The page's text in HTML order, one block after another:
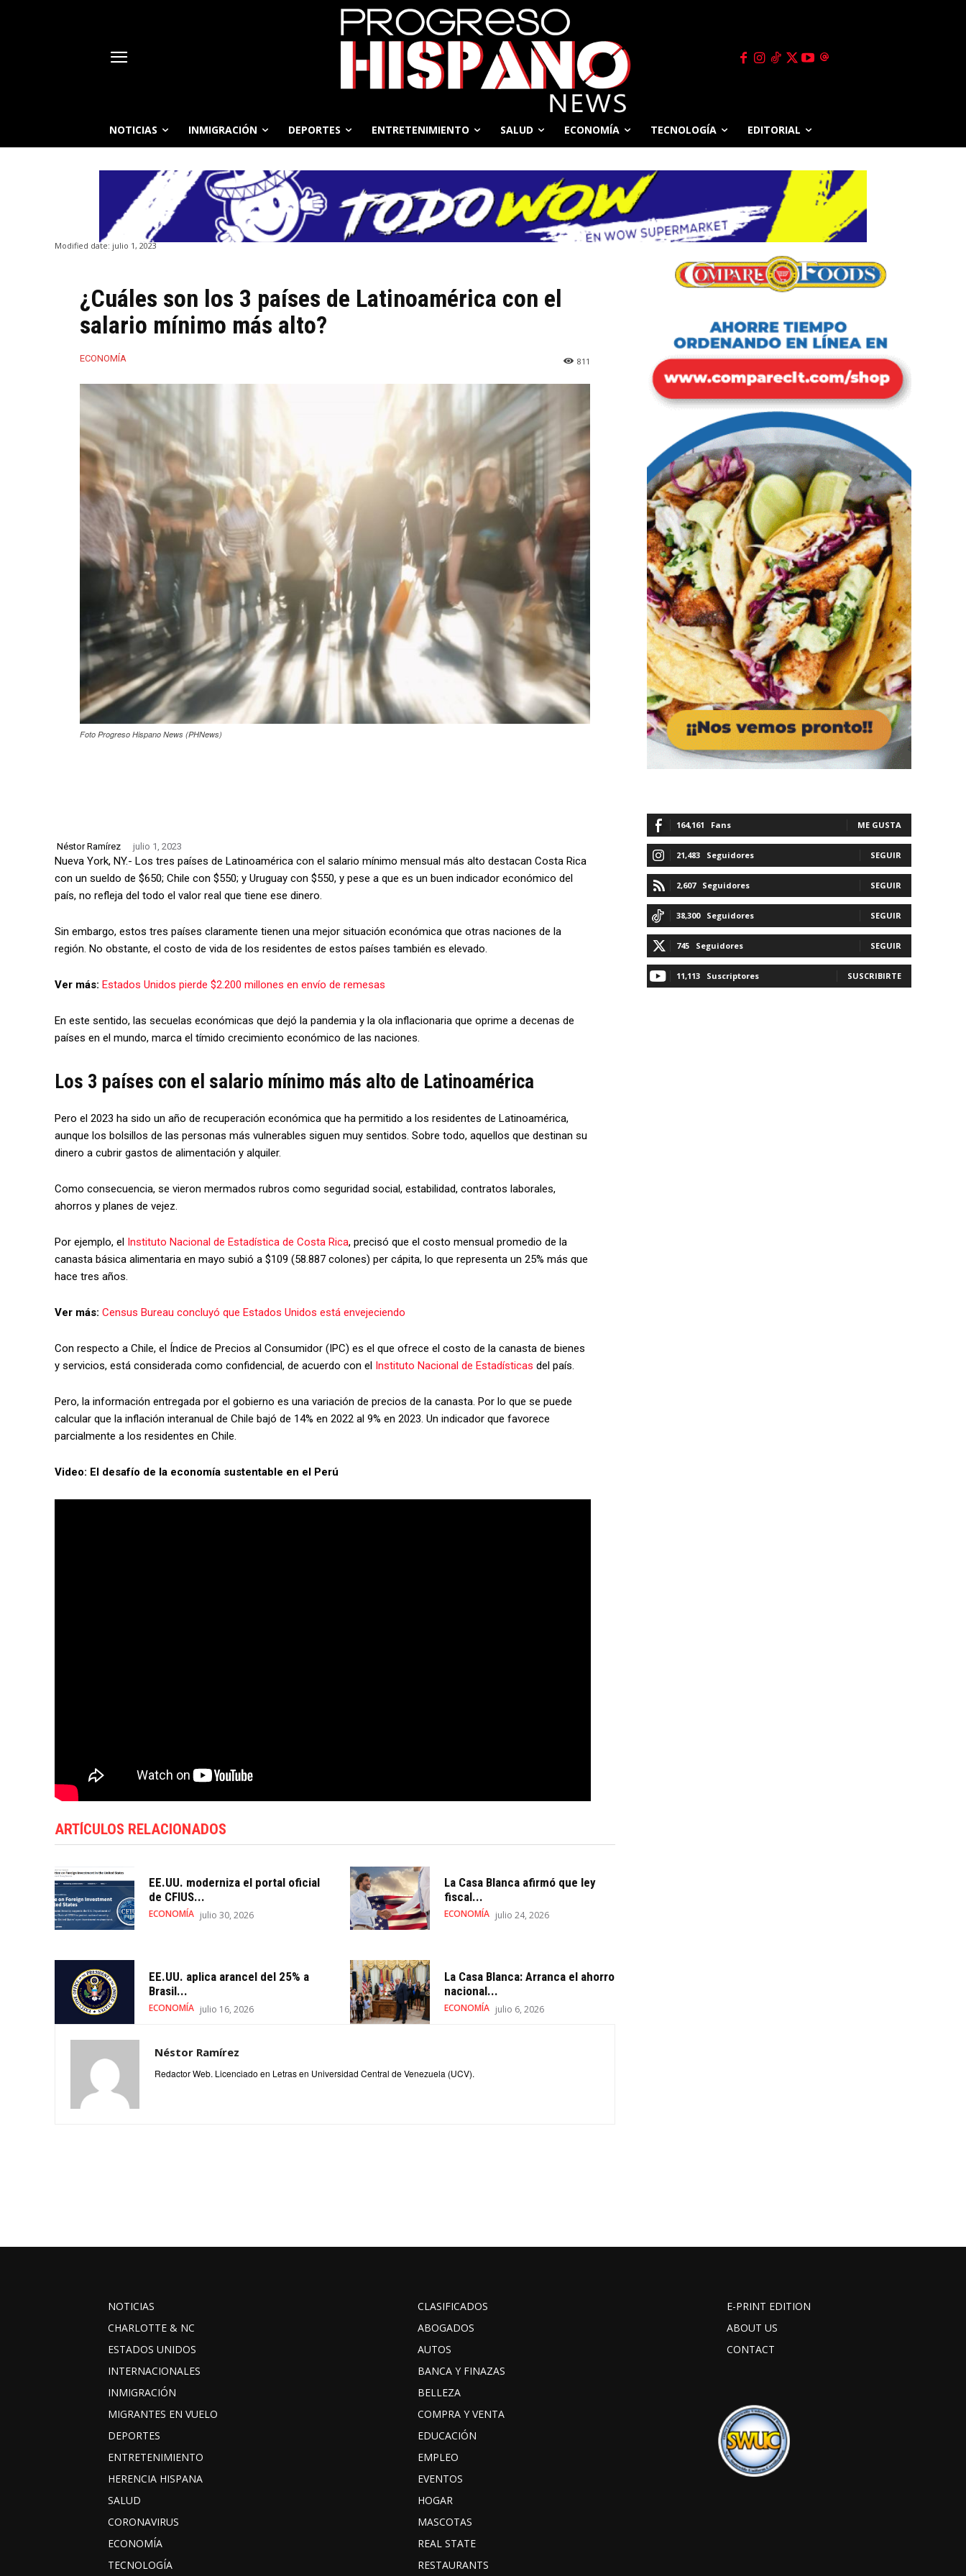
NOTICIAS INMIGRACIÓN DEPORTES ENTRETENIMIENTO SALUD ECONOMÍA TECNOLOGÍA EDITORIAL
Modified date: julio 1, 2023
¿Cuáles son los 3 países de Latinoamérica con el
salario mínimo más alto?
ECONOMÍA 811
Foto Progreso Hispano News (PHNews)
Néstor Ramírez julio 1, 2023
Nueva York, NY.- Los tres países de Latinoamérica con el salario mínimo mensual más alto destacan Costa Rica
con un sueldo de $650; Chile con $550; y Uruguay con $550, y pese a que es un buen indicador económico del
país, no refleja del todo el valor real que tiene ese dinero.
Sin embargo, estos tres países claramente tienen una mejor situación económica que otras naciones de la
región. No obstante, el costo de vida de los residentes de estos países también es elevado.
Ver más: Estados Unidos pierde $2.200 millones en envío de remesas
En este sentido, las secuelas económicas que dejó la pandemia y la ola inflacionaria que oprime a decenas de
países en el mundo, marca el tímido crecimiento económico de las naciones.
Los 3 países con el salario mínimo más alto de Latinoamérica
Pero el 2023 ha sido un año de recuperación económica que ha permitido a los residentes de Latinoamérica,
aunque los bolsillos de las personas más vulnerables siguen muy sentidos. Sobre todo, aquellos que destinan su
dinero a cubrir gastos de alimentación y alquiler.
Como consecuencia, se vieron mermados rubros como seguridad social, estabilidad, contratos laborales,
ahorros y planes de vejez.
Por ejemplo, el Instituto Nacional de Estadística de Costa Rica, precisó que el costo mensual promedio de la
canasta básica alimentaria en mayo subió a $109 (58.887 colones) per cápita, lo que representa un 25% más que
hace tres años.
Ver más: Census Bureau concluyó que Estados Unidos está envejeciendo
Con respecto a Chile, el Índice de Precios al Consumidor (IPC) es el que ofrece el costo de la canasta de bienes
y servicios, está considerada como confidencial, de acuerdo con el Instituto Nacional de Estadísticas del país.
Pero, la información entregada por el gobierno es una variación de precios de la canasta. Por lo que se puede
calcular que la inflación interanual de Chile bajó de 14% en 2022 al 9% en 2023. Un indicador que favorece
parcialmente a los residentes en Chile.
Video: El desafío de la economía sustentable en el Perú
ARTÍCULOS RELACIONADOS
EE.UU. moderniza el portal oficial
de CFIUS...
ECONOMÍA julio 30, 2026
La Casa Blanca afirmó que ley
fiscal...
ECONOMÍA julio 24, 2026
EE.UU. aplica arancel del 25% a
Brasil...
ECONOMÍA julio 16, 2026
La Casa Blanca: Arranca el ahorro
nacional...
ECONOMÍA julio 6, 2026
Néstor Ramírez
Redactor Web. Licenciado en Letras en Universidad Central de Venezuela (UCV).
164,161 Fans ME GUSTA
21,483 Seguidores SEGUIR
2,607 Seguidores SEGUIR
38,300 Seguidores SEGUIR
745 Seguidores SEGUIR
11,113 Suscriptores SUSCRIBIRTE
NOTICIAS
CHARLOTTE & NC
ESTADOS UNIDOS
INTERNACIONALES
INMIGRACIÓN
MIGRANTES EN VUELO
DEPORTES
ENTRETENIMIENTO
HERENCIA HISPANA
SALUD
CORONAVIRUS
ECONOMÍA
TECNOLOGÍA
CLASIFICADOS
ABOGADOS
AUTOS
BANCA Y FINAZAS
BELLEZA
COMPRA Y VENTA
EDUCACIÓN
EMPLEO
EVENTOS
HOGAR
MASCOTAS
REAL STATE
RESTAURANTS
E-PRINT EDITION
ABOUT US
CONTACT